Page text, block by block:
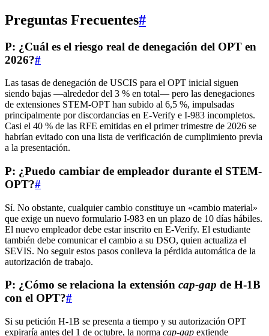
Preguntas Frecuentes#
P: ¿Cuál es el riesgo real de denegación del OPT en
2026?#
Las tasas de denegación de USCIS para el OPT inicial siguen
siendo bajas —alrededor del 3 % en total— pero las denegaciones
de extensiones STEM-OPT han subido al 6,5 %, impulsadas
principalmente por discordancias en E‑Verify e I‑983 incompletos.
Casi el 40 % de las RFE emitidas en el primer trimestre de 2026 se
habrían evitado con una lista de verificación de cumplimiento previa
a la presentación.
P: ¿Puedo cambiar de empleador durante el STEM-
OPT?#
Sí. No obstante, cualquier cambio constituye un «cambio material»
que exige un nuevo formulario I‑983 en un plazo de 10 días hábiles.
El nuevo empleador debe estar inscrito en E‑Verify. El estudiante
también debe comunicar el cambio a su DSO, quien actualiza el
SEVIS. No seguir estos pasos conlleva la pérdida automática de la
autorización de trabajo.
P: ¿Cómo se relaciona la extensión cap‑gap de H‑1B
con el OPT?#
Si su petición H‑1B se presenta a tiempo y su autorización OPT
expiraría antes del 1 de octubre, la norma cap‑gap extiende